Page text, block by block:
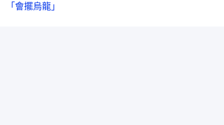
「會擺烏龍」